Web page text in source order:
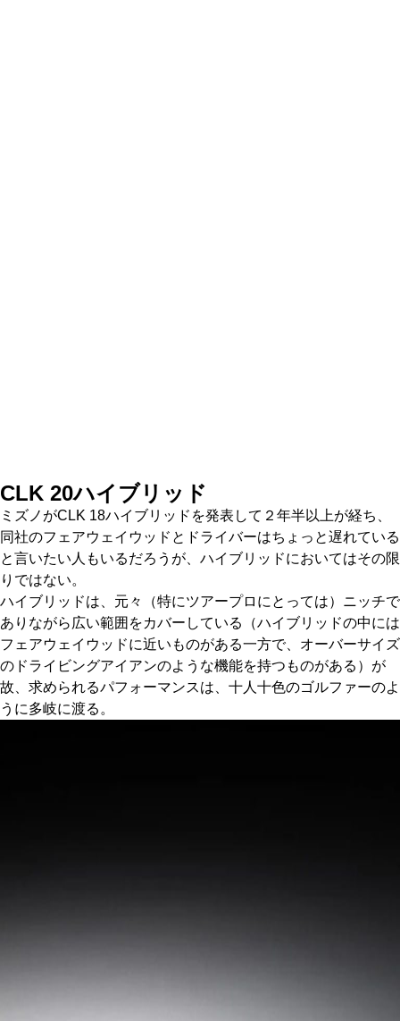
CLK 20ハイブリッド
ミズノがCLK 18ハイブリッドを発表して２年半以上が経ち、
同社のフェアウェイウッドとドライバーはちょっと遅れている
と言いたい人もいるだろうが、ハイブリッドにおいてはその限
りではない。
ハイブリッドは、元々（特にツアープロにとっては）ニッチで
ありながら広い範囲をカバーしている（ハイブリッドの中には
フェアウェイウッドに近いものがある一方で、オーバーサイズ
のドライビングアイアンのような機能を持つものがある）が
故、求められるパフォーマンスは、十人十色のゴルファーのよ
うに多岐に渡る。